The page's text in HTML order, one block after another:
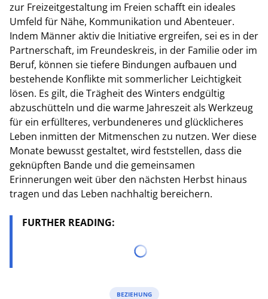
zur Freizeitgestaltung im Freien schafft ein ideales
Umfeld für Nähe, Kommunikation und Abenteuer.
Indem Männer aktiv die Initiative ergreifen, sei es in der
Partnerschaft, im Freundeskreis, in der Familie oder im
Beruf, können sie tiefere Bindungen aufbauen und
bestehende Konflikte mit sommerlicher Leichtigkeit
lösen. Es gilt, die Trägheit des Winters endgültig
abzuschütteln und die warme Jahreszeit als Werkzeug
für ein erfüllteres, verbundeneres und glücklicheres
Leben inmitten der Mitmenschen zu nutzen. Wer diese
Monate bewusst gestaltet, wird feststellen, dass die
geknüpften Bande und die gemeinsamen
Erinnerungen weit über den nächsten Herbst hinaus
tragen und das Leben nachhaltig bereichern.
FURTHER READING:
BEZIEHUNG